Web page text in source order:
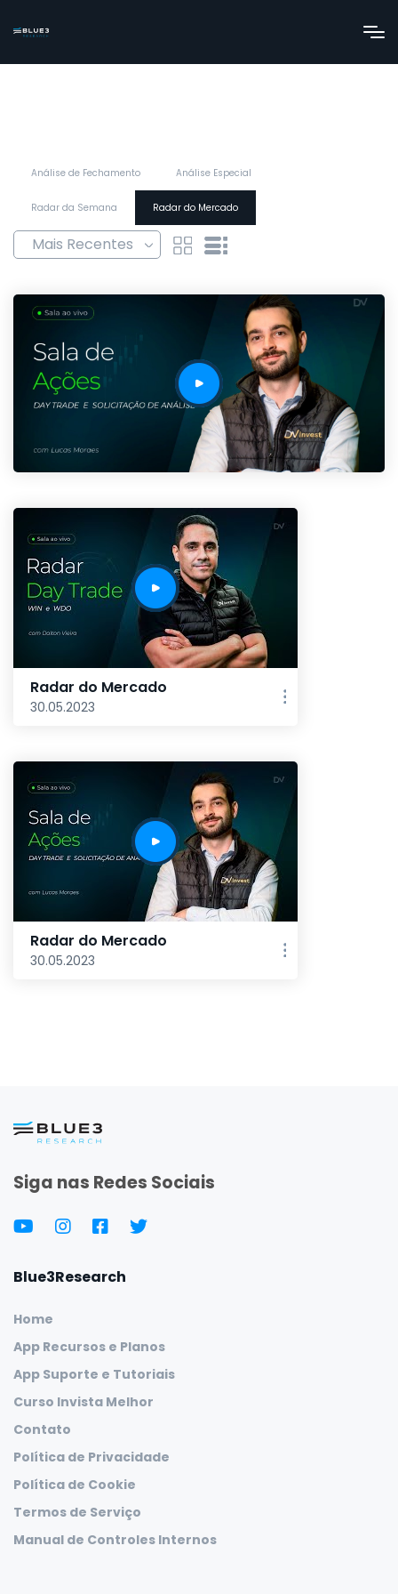
Análise de Fechamento Análise Especial
Radar da Semana Radar do Mercado
Radar do Mercado
30.05.2023
Radar do Mercado
30.05.2023
Siga nas Redes Sociais
Blue3Research
Home
App Recursos e Planos
App Suporte e Tutoriais
Curso Invista Melhor
Contato
Política de Privacidade
Política de Cookie
Termos de Serviço
Manual de Controles Internos